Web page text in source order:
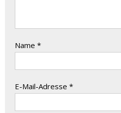
Name *
E-Mail-Adresse *